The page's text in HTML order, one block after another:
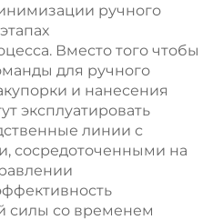
ручного
Вместо того чтобы
для ручного
и нанесения
эксплуатировать
линии с
сосредоточенными на
силы со временем